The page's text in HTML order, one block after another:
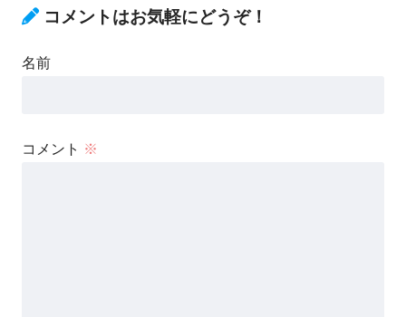
コメントはお気軽にどうぞ！
名前
コメント ※